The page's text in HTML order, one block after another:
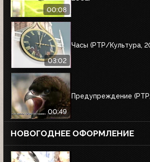
00:08
03:02
Часы (РТР/Культура,
00:49
Предупреждение
НОВОГОДНЕЕ ОФОРМЛЕНИЕ